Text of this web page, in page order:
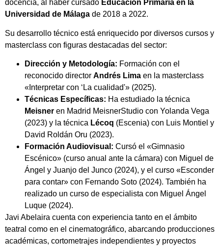
docencia, al haber cursado Educación Primaria en la
Universidad de Málaga de 2018 a 2022.
Su desarrollo técnico está enriquecido por diversos cursos y
masterclass con figuras destacadas del sector:
Dirección y Metodología: Formación con el
reconocido director Andrés Lima en la masterclass
«Interpretar con ‘La cualidad'» (2025).
Técnicas Específicas: Ha estudiado la técnica
Meisner en Madrid MeisnerStudio con Yolanda Vega
(2023) y la técnica Lécoq (Escenia) con Luis Montiel y
David Roldán Oru (2023).
Formación Audiovisual: Cursó el «Gimnasio
Escénico» (curso anual ante la cámara) con Miguel de
Ángel y Juanjo del Junco (2024), y el curso «Esconder
para contar» con Fernando Soto (2024). También ha
realizado un curso de especialista con Miguel Ángel
Luque (2024).
Javi Abelaira cuenta con experiencia tanto en el ámbito
teatral como en el cinematográfico, abarcando producciones
académicas, cortometrajes independientes y proyectos